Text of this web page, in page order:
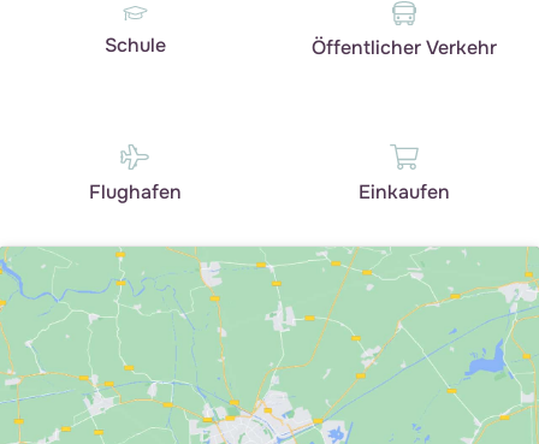
Schule Öffentlicher Verkehr
Flughafen Einkaufen